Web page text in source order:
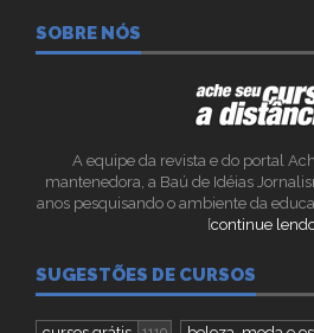
SOBRE NÓS
A equipe da revista e do portal
mantenedora, a Baú de Idéias
anos pesquisando o ambiente da
[continue
SUGESTÕES DE CURSOS